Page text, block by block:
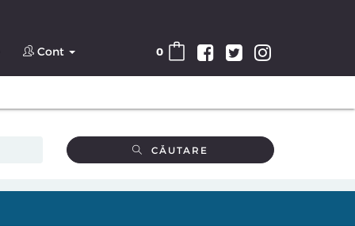
0
Cont
CĂUTARE